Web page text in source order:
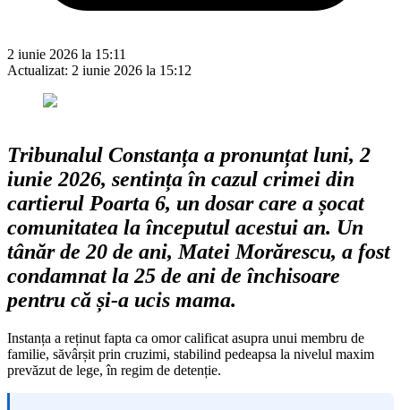
2 iunie 2026 la 15:11
Actualizat: 2 iunie 2026 la 15:12
Tribunalul Constanța a pronunțat luni, 2
iunie 2026, sentința în cazul crimei din
cartierul Poarta 6, un dosar care a șocat
comunitatea la începutul acestui an. Un
tânăr de 20 de ani, Matei Morărescu, a fost
condamnat la 25 de ani de închisoare
pentru că și-a ucis mama.
Instanța a reținut fapta ca omor calificat asupra unui membru de
familie, săvârșit prin cruzimi, stabilind pedeapsa la nivelul maxim
prevăzut de lege, în regim de detenție.